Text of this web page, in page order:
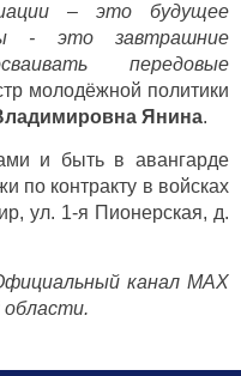
– это будущее
- это завтрашние
передовые
молодёжной политики
Янина.
и быть в авангарде
по контракту в войсках
ул. 1-я Пионерская, д.
канал МАХ